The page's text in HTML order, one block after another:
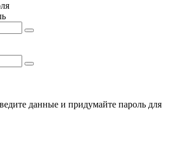
данные и придумайте пароль для